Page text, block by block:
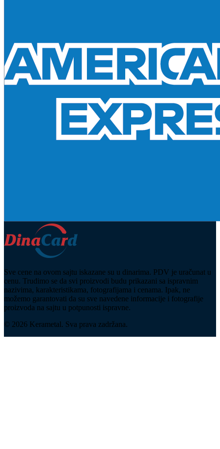
Sve cene na ovom sajtu iskazane su u dinarima. PDV je uračunat u
cenu. Trudimo se da svi proizvodi budu prikazani sa ispravnim
nazivima, karakteristikama, fotografijama i cenama. Ipak, ne
možemo garantovati da su sve navedene informacije i fotografije
proizvoda na sajtu u potpunosti ispravne.
© 2026 Kerametal. Sva prava zadržana.